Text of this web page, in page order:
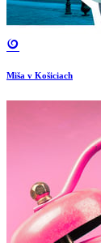
Miša v Košiciach